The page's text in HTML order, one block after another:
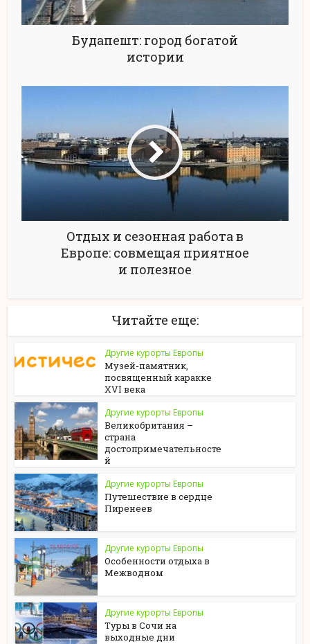
Будапешт: город богатой
истории
Отдых и сезонная работа в
Европе: совмещая приятное
и полезное
Читайте еще:
Другие курорты Европы
Музей-памятник,
посвященный каракке
XVI века
Другие курорты Европы
Великобритания –
страна
достопримечательносте
й
Другие курорты Европы
Путешествие в сердце
Пиренеев
Другие курорты Европы
Особенности отдыха в
Межводном
Другие курорты Европы
Туры в Сочи на
выходные дни